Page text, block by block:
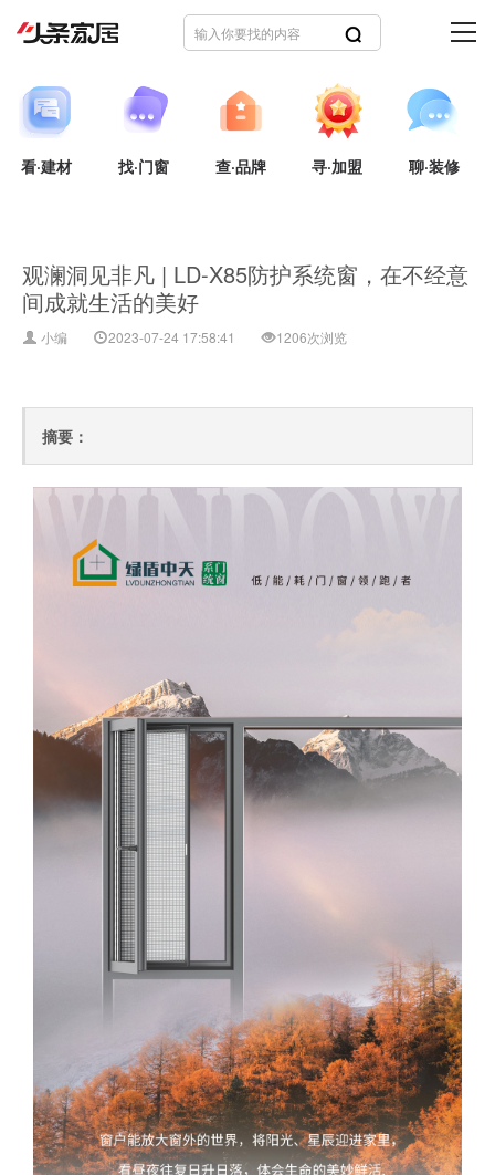
看·建材 找·门窗 查·品牌 寻·加盟 聊·装修
观澜洞见非凡 | LD-X85防护系统窗，在不经意
间成就生活的美好
小编 2023-07-24 17:58:41 1206次浏览
摘要：